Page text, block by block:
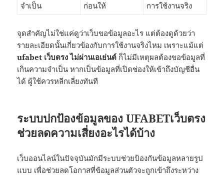
จำเป็น
ก่อนให้
การใช้งานจริง
จุดสำคัญไม่ใช่แค่ดูว่าเว็บขอข้อมูลอะไร แต่ต้องดูด้วยว่า
รายละเอียดนั้นเกี่ยวข้องกับการใช้งานจริงไหม เพราะแม้แต่
ufabet เว็บตรง ไม่ผ่านเอเย่นต์ ก็ไม่มีเหตุผลต้องขอข้อมูลที่
เกินความจำเป็น หากเป็นข้อมูลที่เปิดช่องให้เข้าถึงบัญชีอื่น
ได้ ผู้ใช้ควรหลีกเลี่ยงทันที
ระบบปกป้องข้อมูลของUFABETเว็บตรง
ช่วยลดความเสี่ยงอะไรได้บ้าง
เว็บออนไลน์ในปัจจุบันมักมีระบบช่วยป้องกันข้อมูลหลายรูป
แบบ เพื่อช่วยลดโอกาสที่ข้อมูลส่วนตัวจะถูกเข้าถึงระหว่าง